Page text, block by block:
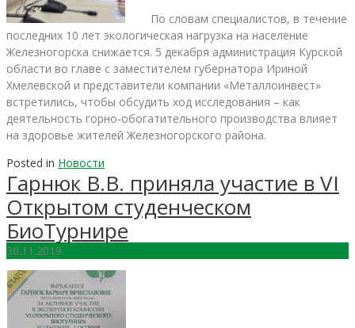
По словам специалистов, в течение
последних 10 лет экологическая нагрузка на население
Железногорска снижается. 5 декабря администрация Курской
области во главе с заместителем губернатора Ириной
Хмелевской и представители компании «Металлоинвест»
встретились, чтобы обсудить ход исследования – как
деятельность горно-обогатительного производства влияет
на здоровье жителей Железногорского района.
Posted in Новости
Гарнюк В.В. приняла участие в VI
Открытом студенческом
БиоТурнире
30.11.2019